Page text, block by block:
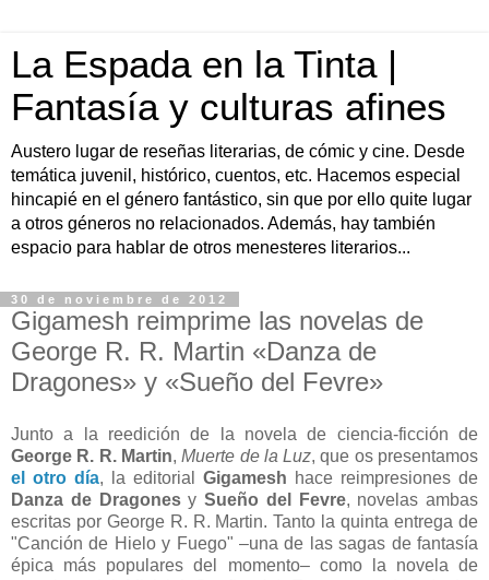
La Espada en la Tinta |
Fantasía y culturas afines
Austero lugar de reseñas literarias, de cómic y cine. Desde
temática juvenil, histórico, cuentos, etc. Hacemos especial
hincapié en el género fantástico, sin que por ello quite lugar
a otros géneros no relacionados. Además, hay también
espacio para hablar de otros menesteres literarios...
30 de noviembre de 2012
Gigamesh reimprime las novelas de
George R. R. Martin «Danza de
Dragones» y «Sueño del Fevre»
Junto a la reedición de la novela de ciencia-ficción de
George R. R. Martin,Muerte de la Luz, que os presentamos
el otro día, la editorial Gigamesh hace reimpresiones de
Danza de Dragonesy Sueño del Fevre, novelas ambas
escritas por George R. R. Martin. Tanto la quinta entrega de
"Canción de Hielo y Fuego" –una de las sagas de fantasía
épica más populares del momento– como la novela de